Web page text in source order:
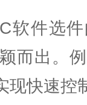
软件选
而出。
现快速控